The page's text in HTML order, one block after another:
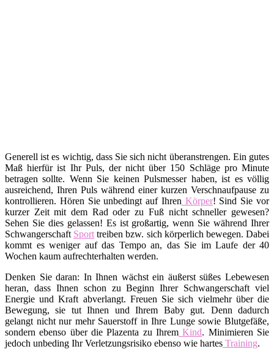
Generell ist es wichtig, dass Sie sich nicht überanstrengen. Ein gutes
Maß hierfür ist Ihr Puls, der nicht über 150 Schläge pro Minute
betragen sollte. Wenn Sie keinen Pulsmesser haben, ist es völlig
ausreichend, Ihren Puls während einer kurzen Verschnaufpause zu
kontrollieren. Hören Sie unbedingt auf Ihren Körper! Sind Sie vor
kurzer Zeit mit dem Rad oder zu Fuß nicht schneller gewesen?
Sehen Sie dies gelassen! Es ist großartig, wenn Sie während Ihrer
Schwangerschaft Sport treiben bzw. sich körperlich bewegen. Dabei
kommt es weniger auf das Tempo an, das Sie im Laufe der 40
Wochen kaum aufrechterhalten werden.
Denken Sie daran: In Ihnen wächst ein äußerst süßes Lebewesen
heran, dass Ihnen schon zu Beginn Ihrer Schwangerschaft viel
Energie und Kraft abverlangt. Freuen Sie sich vielmehr über die
Bewegung, sie tut Ihnen und Ihrem Baby gut. Denn dadurch
gelangt nicht nur mehr Sauerstoff in Ihre Lunge sowie Blutgefäße,
sondern ebenso über die Plazenta zu Ihrem Kind. Minimieren Sie
jedoch unbeding Ihr Verletzungsrisiko ebenso wie hartes Training.